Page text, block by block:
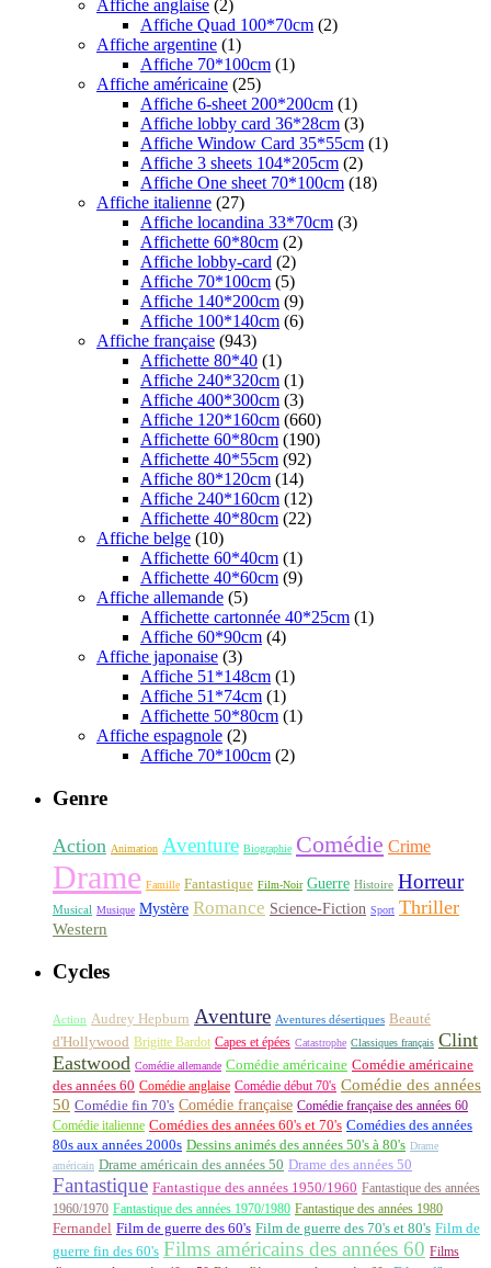
Affiche anglaise (2)
Affiche Quad 100*70cm (2)
Affiche argentine (1)
Affiche 70*100cm (1)
Affiche américaine (25)
Affiche 6-sheet 200*200cm (1)
Affiche lobby card 36*28cm (3)
Affiche Window Card 35*55cm (1)
Affiche 3 sheets 104*205cm (2)
Affiche One sheet 70*100cm (18)
Affiche italienne (27)
Affiche locandina 33*70cm (3)
Affichette 60*80cm (2)
Affiche lobby-card (2)
Affiche 70*100cm (5)
Affiche 140*200cm (9)
Affiche 100*140cm (6)
Affiche française (943)
Affichette 80*40 (1)
Affiche 240*320cm (1)
Affiche 400*300cm (3)
Affiche 120*160cm (660)
Affichette 60*80cm (190)
Affichette 40*55cm (92)
Affiche 80*120cm (14)
Affiche 240*160cm (12)
Affichette 40*80cm (22)
Affiche belge (10)
Affichette 60*40cm (1)
Affichette 40*60cm (9)
Affiche allemande (5)
Affichette cartonnée 40*25cm (1)
Affiche 60*90cm (4)
Affiche japonaise (3)
Affiche 51*148cm (1)
Affiche 51*74cm (1)
Affichette 50*80cm (1)
Affiche espagnole (2)
Affiche 70*100cm (2)
Genre
Action Animation Aventure Biographie Comédie Crime
Drame Famille Fantastique Film-Noir Guerre Histoire Horreur
Musical Musique Mystère Romance Science-Fiction Sport Thriller
Western
Cycles
Action Audrey Hepburn Aventure Aventures désertiques Beauté
d'Hollywood Brigitte Bardot Capes et épées Catastrophe Classiques français Clint
Eastwood Comédie allemande Comédie américaine Comédie américaine
des années 60 Comédie anglaise Comédie début 70's Comédie des années
50 Comédie fin 70's Comédie française Comédie française des années 60
Comédie italienne Comédies des années 60's et 70's Comédies des années
80s aux années 2000s Dessins animés des années 50's à 80's Drame
américain Drame américain des années 50 Drame des années 50
Fantastique Fantastique des années 1950/1960 Fantastique des années
1960/1970 Fantastique des années 1970/1980 Fantastique des années 1980
Fernandel Film de guerre des 60's Film de guerre des 70's et 80's Film de
guerre fin des 60's Films américains des années 60 Films